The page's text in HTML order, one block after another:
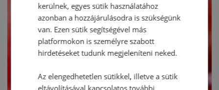
kerülnek, egyes sütik használatához
azonban a hozzájárulásodra is szükségünk
van. Ezen sütik segítségével más
platformokon is személyre szabott
hirdetéseket tudunk megjeleníteni neked.
Az elengedhetetlen sütikkel, illetve a sütik
eltávolításával kapcsolatos további